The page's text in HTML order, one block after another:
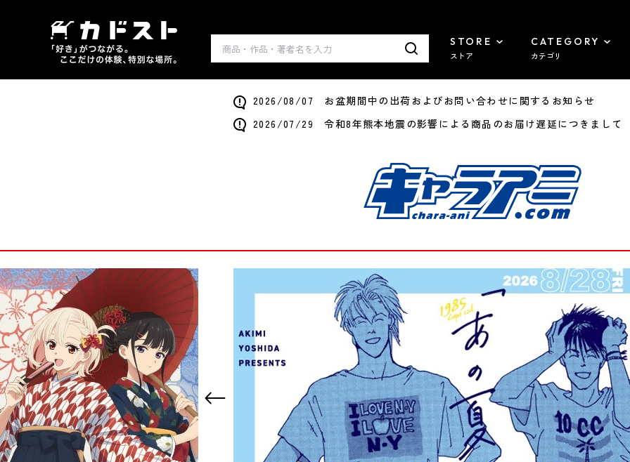
STORE
ストア
CATEGORY
カテゴリ
2026/08/07 お盆期間中の出荷およびお問い合わせに関するお知らせ
2026/07/29 令和8年熊本地震の影響による商品のお届け遅延につきまして